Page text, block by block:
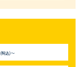
(税込)～